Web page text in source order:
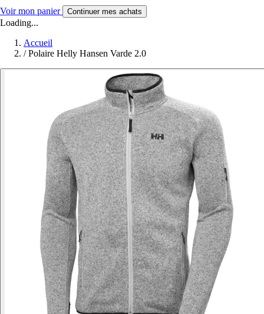
Voir mon panier Continuer mes achats
Loading...
Accueil
/ Polaire Helly Hansen Varde 2.0